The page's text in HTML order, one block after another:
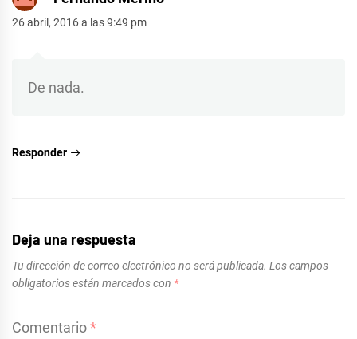
26 abril, 2016 a las 9:49 pm
De nada.
Responder
Deja una respuesta
Tu dirección de correo electrónico no será publicada. Los campos
obligatorios están marcados con *
Comentario*